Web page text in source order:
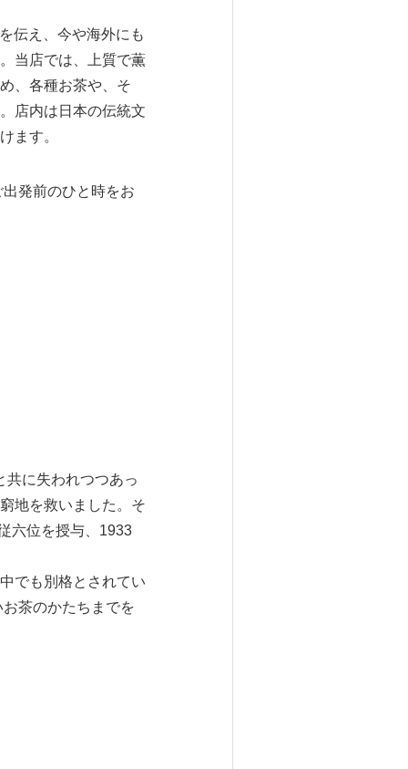
伝え、今や海外にも
当店では、上質で薫
、各種お茶や、そ
店内は日本の伝統文
ます。
発前のひと時をお
に失われつつあっ
地を救いました。そ
六位を授与、1933
でも別格とされてい
茶のかたちまでを